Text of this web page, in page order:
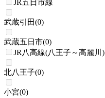
JR五日市線
武蔵引田(0)
武蔵五日市(0)
JR八高線(八王子～高麗川)
北八王子(0)
小宮(0)